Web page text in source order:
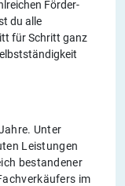
Förder-
du alle
für Schritt ganz
Unter
Leistungen
bestandener
im